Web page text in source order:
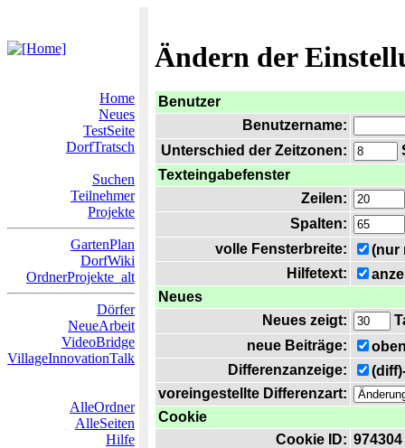
Ändern der
Home
Neues
TestSeite
DorfTratsch
Suchen
Teilnehmer
Projekte
GartenPlan
DorfWiki
OrdnerProjekte_alt
Dörfer
NeueArbeit
VideoBridge
VillageInnovationTalk
AlleOrdner
AlleSeiten
Hilfe
Benutzer
Benutzername:
Unterschied der Zeitzonen:
Texteingabefenster
Zeilen:
Spalten:
volle Fensterbreite:
(nur
Hilfetext:
Neues
Neues zeigt:
neue Beiträge:
Differenzanzeige:
voreingestellte Differenzart:
Cookie
Cookie ID: 974304